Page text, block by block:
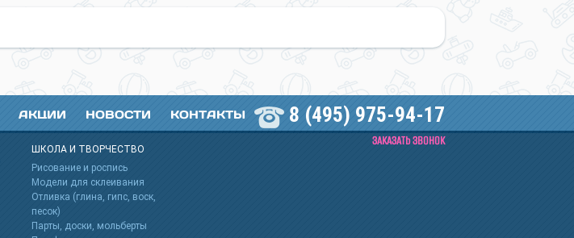
АКЦИИ НОВОСТИ КОНТАКТЫ 8 (495) 975-94-17
ЗАКАЗАТЬ ЗВОНОК
ШКОЛА И ТВОРЧЕСТВО
Рисование и роспись
Модели для склеивания
Отливка (глина, гипс, воск,
песок)
Парты, доски, мольберты